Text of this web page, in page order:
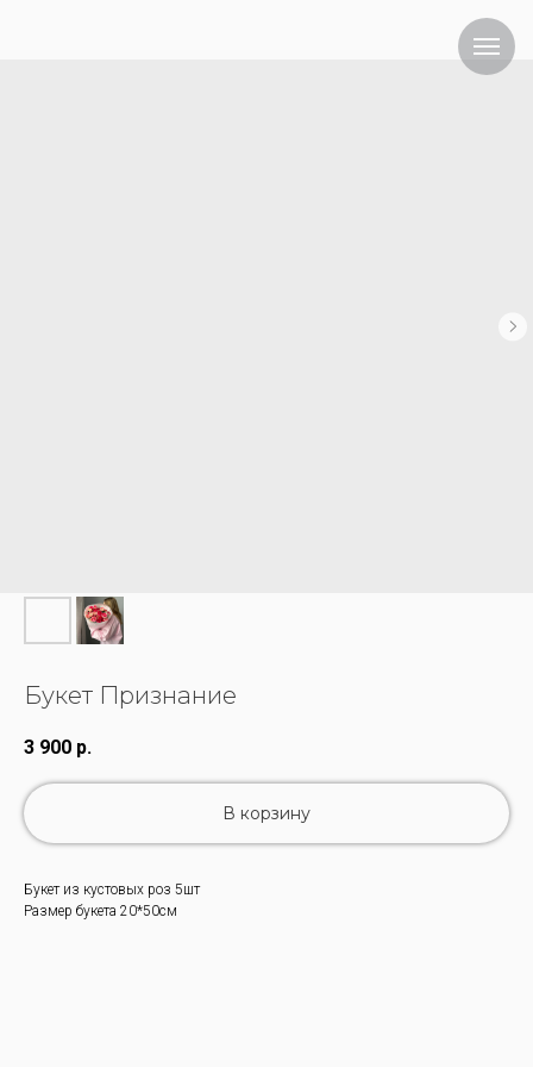
Букет Признание
3 900 р.
В корзину
Букет из кустовых роз 5шт
Размер букета 20*50см